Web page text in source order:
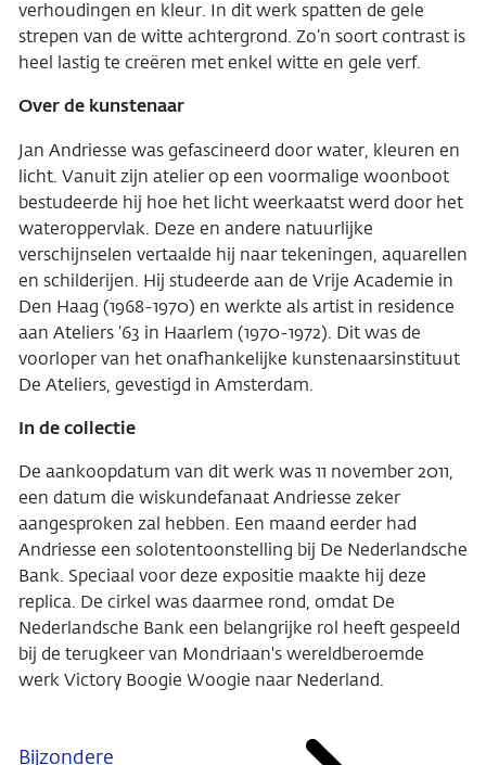
verhoudingen en kleur. In dit werk spatten de gele
strepen van de witte achtergrond. Zo’n soort contrast is
heel lastig te creëren met enkel witte en gele verf.
Over de kunstenaar
Jan Andriesse was gefascineerd door water, kleuren en
licht. Vanuit zijn atelier op een voormalige woonboot
bestudeerde hij hoe het licht weerkaatst werd door het
wateroppervlak. Deze en andere natuurlijke
verschijnselen vertaalde hij naar tekeningen, aquarellen
en schilderijen. Hij studeerde aan de Vrije Academie in
Den Haag (1968-1970) en werkte als artist in residence
aan Ateliers ‘63 in Haarlem (1970-1972). Dit was de
voorloper van het onafhankelijke kunstenaarsinstituut
De Ateliers, gevestigd in Amsterdam.
In de collectie
De aankoopdatum van dit werk was 11 november 2011,
een datum die wiskundefanaat Andriesse zeker
aangesproken zal hebben. Een maand eerder had
Andriesse een solotentoonstelling bij De Nederlandsche
Bank. Speciaal voor deze expositie maakte hij deze
replica. De cirkel was daarmee rond, omdat De
Nederlandsche Bank een belangrijke rol heeft gespeeld
bij de terugkeer van Mondriaan's wereldberoemde
werkVictory Boogie Woogie naar Nederland.
Bijzondere